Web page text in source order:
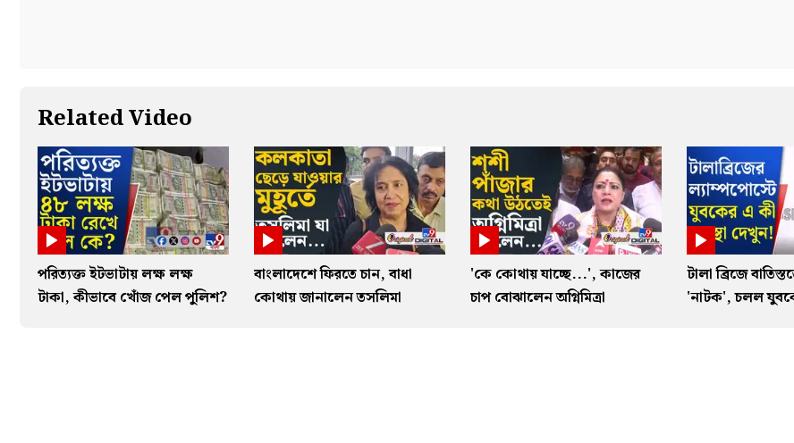
Related Video
পরিত্যক্ত ইটভাটায় লক্ষ লক্ষ
টাকা, কীভাবে খোঁজ পেল পুলিশ?
বাংলাদেশে ফিরতে চান, বাধা
কোথায় জানালেন তসলিমা
'কে কোথায় যাচ্ছে...', কাজের
চাপ বোঝালেন অগ্নিমিত্রা
টালা ব্রিজে
'নাটক', চলল